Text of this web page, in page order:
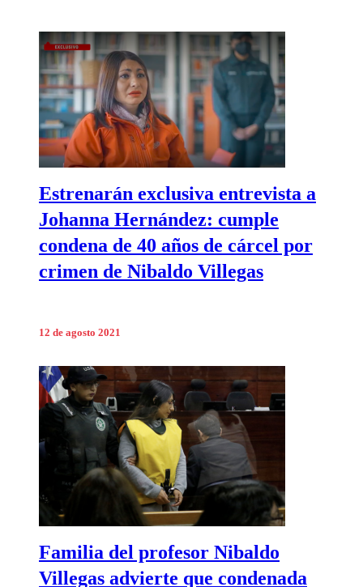
Estrenarán exclusiva entrevista a
Johanna Hernández: cumple
condena de 40 años de cárcel por
crimen de Nibaldo Villegas
12 de agosto 2021
Familia del profesor Nibaldo
Villegas advierte que condenada